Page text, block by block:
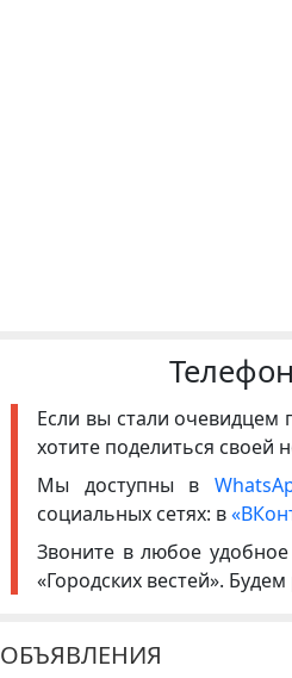
Если вы стали очевидцем
хотите поделиться
Мы доступны в
социальных сетях: в
Звоните в любое
«Городских вестей».
ОБЪЯВЛЕНИЯ